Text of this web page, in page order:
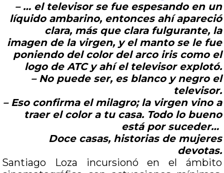
– … el televisor se fue espesando en un
líquido ambarino, entonces ahí apareció
clara, más que clara fulgurante, la
imagen de la virgen, y el manto se le fue
poniendo del color del arco iris como el
logo de ATC y ahí el televisor explotó.
– No puede ser, es blanco y negro el
televisor.
– Eso confirma el milagro; la virgen vino a
traer el color a tu casa. Todo lo bueno
está por suceder…
Doce casas, historias de mujeres
devotas.
Santiago Loza incursionó en el ámbito